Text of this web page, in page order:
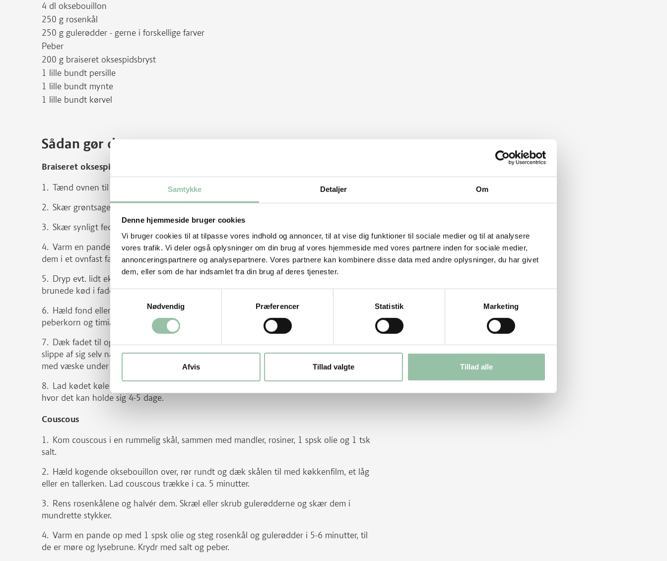
Samtykke Detaljer Om
Denne hjemmeside bruger cookies
Vi bruger cookies til at tilpasse vores indhold og annoncer, til at vise dig funktioner til sociale medier og til at analysere
vores trafik. Vi deler også oplysninger om din brug af vores hjemmeside med vores partnere inden for sociale medier,
annonceringspartnere og analysepartnere. Vores partnere kan kombinere disse data med andre oplysninger, du har givet
dem, eller som de har indsamlet fra din brug af deres tjenester.
Samtykkevalg
Nødvendig
Præferencer Statistik Marketing
Afvis Tillad valgte Tillad alle
4 dl oksebouillon
250 g rosenkål
250 g gulerødder - gerne i forskellige farver
Peber
200 g braiseret oksespidsbryst
1 lille bundt persille
1 lille bundt mynte
1 lille bundt kørvel
Sådan gør du
Braiseret oksespidsbryst
Tænd ovnen til 175 grader uden varmluft.
Skær grøntsagerne ud i grove stykker.
Skær synligt fedt væk fra oksespidsbrystet. Krydr kødet med salt og peber.
Varm en pande eller stegegryde op med 1 spsk olie og svits grøntsagerne kort. Kom
dem i et ovnfast fad.
Dryp evt. lidt ekstra olie på panden og brun spidsbrystet på alle sider. Læg det
brunede kød i fadet med grøntsager.
Hæld fond eller vandet over kødet så det dækker. Tilsæt laurbærblade, lidt salt,
peberkorn og timiankviste.
Dæk fadet til og sæt det i ovnen i ca. 2-4 timer. Tjek det efter 2-3 timer, kødet skal
slippe af sig selv når man stikker i det med en lille spids kniv eller stegenål. Spæd evt. til
med væske under braiseringen, kødet skal være dækket hele tiden.
Lad kødet køle af i braiseringsvæsken, så det ikke bliver tørt. Opbevar det i køleskabet
hvor det kan holde sig 4-5 dage.
Couscous
Kom couscous i en rummelig skål, sammen med mandler, rosiner, 1 spsk olie og 1 tsk
salt.
Hæld kogende oksebouillon over, rør rundt og dæk skålen til med køkkenfilm, et låg
eller en tallerken. Lad couscous trække i ca. 5 minutter.
Rens rosenkålene og halvér dem. Skræl eller skrub gulerødderne og skær dem i
mundrette stykker.
Varm en pande op med 1 spsk olie og steg rosenkål og gulerødder i 5-6 minutter, til
de er møre og lysebrune. Krydr med salt og peber.